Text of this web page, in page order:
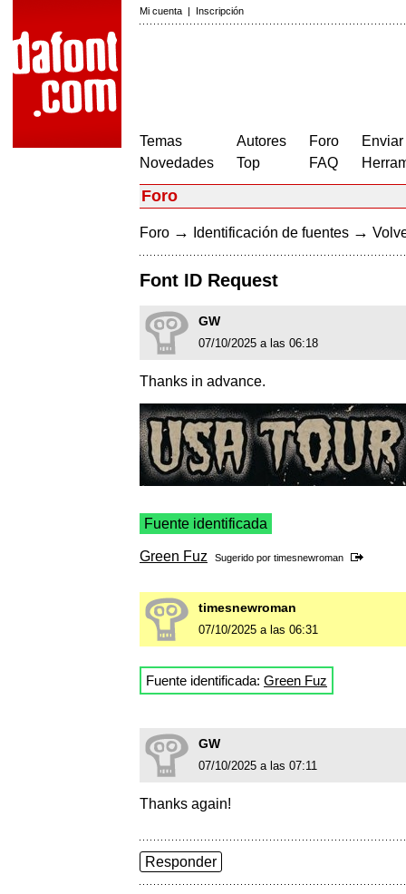
Mi cuenta | Inscripción
Temas
Novedades
Autores
Top
Foro
FAQ
Foro
Foro → Identificación de fuentes →
Font ID Request
GW
07/10/2025 a las 06:18
Thanks in advance.
Fuente identificada
Green Fuz Sugerido por timesnewroman
timesnewroman
07/10/2025 a las 06:31
Fuente identificada: Green Fuz
GW
07/10/2025 a las 07:11
Thanks again!
Responder